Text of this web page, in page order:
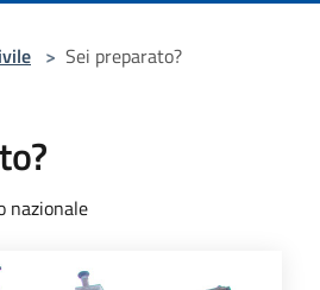
> Sei preparato?
nazionale